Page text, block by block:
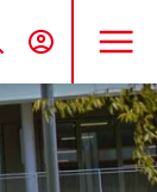
MENU